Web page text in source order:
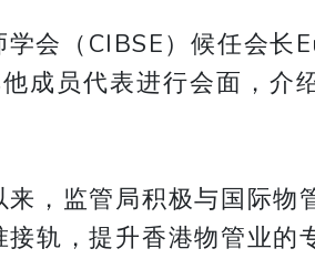
会（CIBSE）候任会
成员代表进行会面，介
，监管局积极与国际物
轨，提升香港物管业的